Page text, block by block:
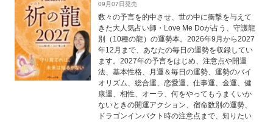
09月07日発売
数々の予言を的中させ、世の中に衝撃を与えて
きた大人気占い師・Love Me Doが占う、守護龍
別（10種の龍）の運勢本。2026年9月から2027
年12月まで、あなたの毎日の運勢を収録してい
ます。2027年の予言をはじめ、注意点や開運
法、基本性格、月運＆毎日の運勢、運勢のバイ
オリズム、総合運、恋愛運、仕事運、金運、健
康運、相性、オーラ、何をやってもうまくいか
ないときの開運アクション、宿命数別の運勢、
ドラゴンインパクト時の注意点まで、知りたい